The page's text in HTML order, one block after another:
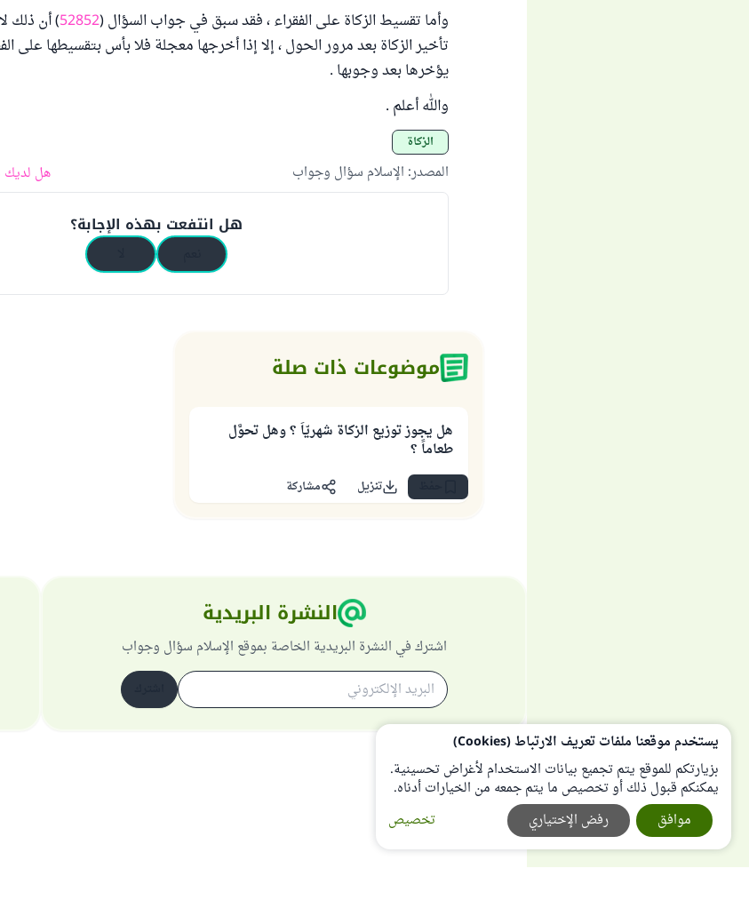
وأما تقسيط الزكاة على الفقراء ، فقد سبق في جواب السؤال (52852) أن ذلك
تأخير الزكاة بعد مرور الحول ، إلا إذا أخرجها معجلة فلا بأس بتقسيطها على
يؤخرها بعد وجوبها .
والله أعلم .
الزكاة
المصدر: الإسلام سؤال وجواب هل لديك
هل انتفعت بهذه الإجابة؟
موضوعات ذات صلة
هل يجوز توزيع الزكاة شهريّاً ؟ وهل تحوَّل
طعاماً ؟
تنزيل مشاركة
النشرة البريدية
اشترك في النشرة البريدية الخاصة بموقع الإسلام سؤال وجواب
يستخدم موقعنا ملفات تعريف الارتباط (Cookies)
بزيارتكم للموقع يتم تجميع بيانات الاستخدام لأغراض تحسينية.
يمكنكم قبول ذلك أو تخصيص ما يتم جمعه من الخيارات أدناه.
تخصيص
رفض الإختياري موافق